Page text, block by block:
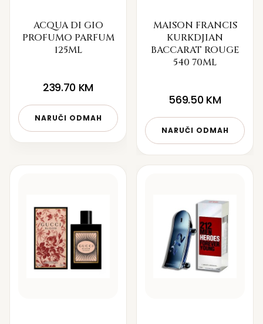
ACQUA DI GIO
PROFUMO PARFUM
125ML
239.70 KM
NARUČI ODMAH
MAISON FRANCIS
KURKDJIAN
BACCARAT ROUGE
540 70ML
569.50 KM
NARUČI ODMAH